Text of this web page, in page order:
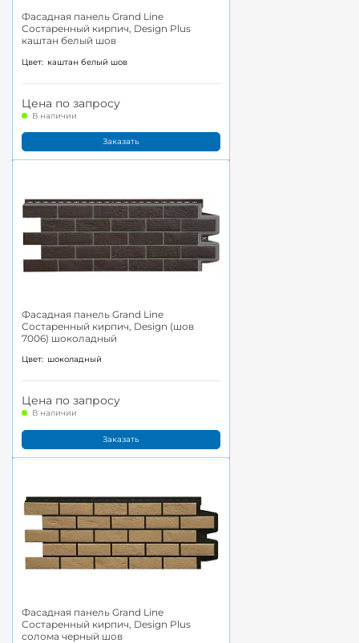
Фасадная панель Grand Line
Состаренный кирпич, Design Plus
каштан белый шов
Цвет: каштан белый шов
Цена по запросу
В наличии
Заказать
Фасадная панель Grand Line
Состаренный кирпич, Design (шов
7006) шоколадный
Цвет: шоколадный
Цена по запросу
В наличии
Заказать
Фасадная панель Grand Line
Состаренный кирпич, Design Plus
солома черный шов